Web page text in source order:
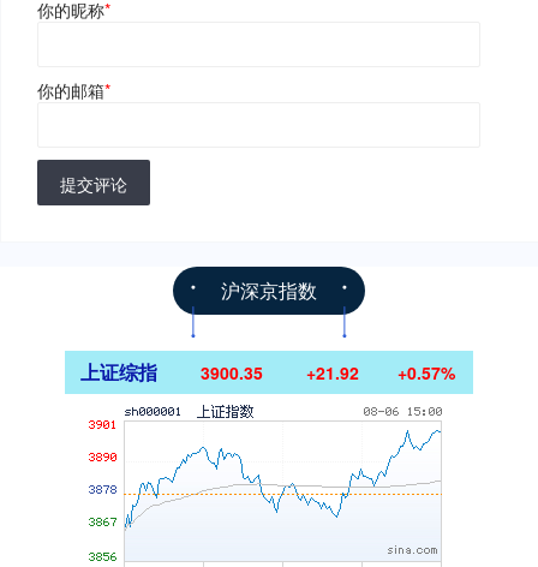
你的昵称*
你的邮箱*
提交评论
沪深京指数
上证综指 3900.35 +21.92 +0.57%